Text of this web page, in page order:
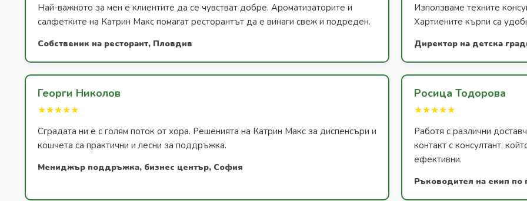
Най-важното за мен е клиентите да се чувстват добре. Ароматизаторите и
салфетките на Катрин Макс помагат ресторантът да е винаги свеж и подреден.
Собственик на ресторант, Пловдив
Използваме техните
Хартиените кърпи са
Директор на детска
Георги Николов
★★★★★
Сградата ни е с голям поток от хора. Решенията на Катрин Макс за диспенсъри и
кошчета са практични и лесни за поддръжка.
Мениджър поддръжка, бизнес център, София
Росица Тодорова
★★★★★
Работя с различни
контакт с консултант,
ефективни.
Ръководител на екип по